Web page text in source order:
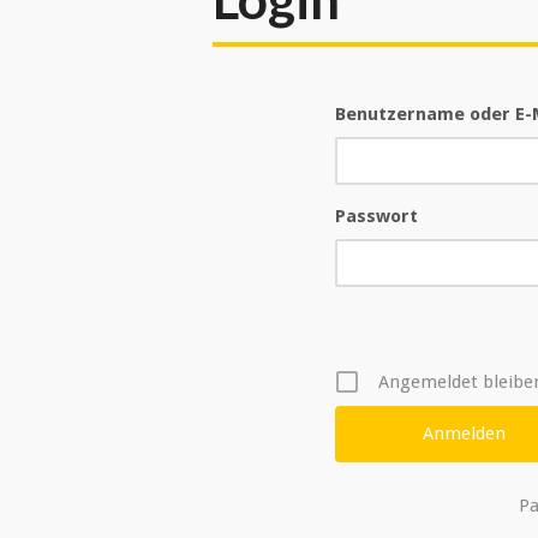
Benutzername oder E-
Passwort
Angemeldet